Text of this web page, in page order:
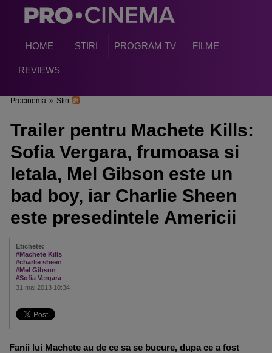
HOME STIRI PROGRAM TV FILME
REVIEWS
Procinema » Stiri
Trailer pentru Machete Kills:
Sofia Vergara, frumoasa si
letala, Mel Gibson este un
bad boy, iar Charlie Sheen
este presedintele Americii
Etichete:
#Machete Kills
#charlie sheen
#Mel Gibson
#Sofia Vergara
31 mai 2013 10:34
Fanii lui Machete au de ce sa se bucure, dupa ce a fost